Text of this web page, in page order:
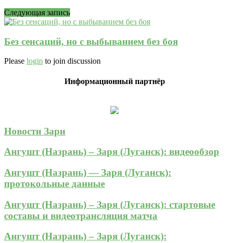
Следующая запись
Без сенсаций, но с выбыванием без боя
Please login to join discussion
Информационный партнёр
Новости Зари
Ангушт (Назрань) – Заря (Луганск): видеообзор
Ангушт (Назрань) — Заря (Луганск):
протокольные данные
Ангушт (Назрань) – Заря (Луганск): стартовые
составы и видеотрансляция матча
Ангушт (Назрань) – Заря (Луганск):